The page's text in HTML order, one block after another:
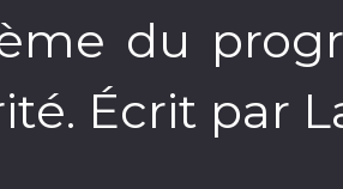
du
Écrit par